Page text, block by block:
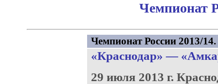
Чемпионат
Чемпионат России 2013/
«Краснодар» —
29 июля 2013 г.